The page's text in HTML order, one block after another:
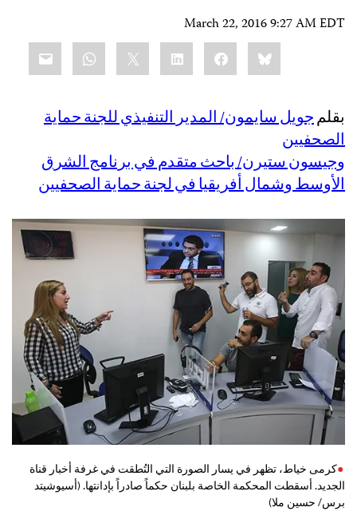
March 22, 2016 9:27 AM EDT
Bluesky
Facebook
LinkedIn
بقلم جويل سايمون/ المدير التنفيذي للجنة حماية
الصحفيين
وجيسون ستيرن/ باحث متقدم في برنامج الشرق
الأوسط وشمال أفريقيا في لجنة حماية الصحفيين
كرمى خياط، تظهر في يسار الصورة التي التُطقت في غرفة أخبار قناة
الجديد. أسقطت المحكمة الخاصة بلبنان حكماً صادراً بإدانتها. (أسيوشيتد
برس/ حسين ملا)